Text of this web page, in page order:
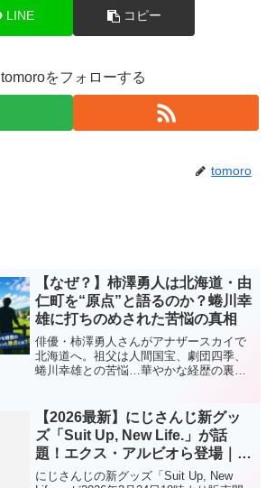
LINE コピー
tomoroをフォローする
tomoro
【なぜ？】柿澤勇人は北海道・由
仁町を“原点”と語るのか？蜷川幸
雄に打ちのめされた苦悩の真相
俳優・柿澤勇人さんがアナザースカイで
北海道へ。祖父は人間国宝、劇団四季、
蜷川幸雄との苦悩…華やかな経歴の裏に
【2026最新】にじさんじ新グッ
ズ「Suit Up, New Life.」が話
題！エクス・アルビオら登場｜販
売日・注目ポイントまとめ
にじさんじの新グッズ「Suit Up, New